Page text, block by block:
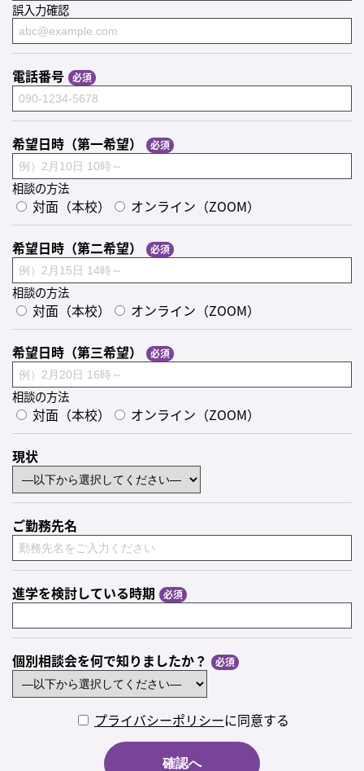
誤入力確認
電話番号
希望日時（第一希望）
相談の方法
対面（本校） オンライン（ZOOM）
希望日時（第二希望）
相談の方法
対面（本校） オンライン（ZOOM）
希望日時（第三希望）
相談の方法
対面（本校） オンライン（ZOOM）
現状
ご勤務先名
進学を検討している時期
個別相談会を何で知りましたか？
プライバシーポリシーに同意する
確認へ